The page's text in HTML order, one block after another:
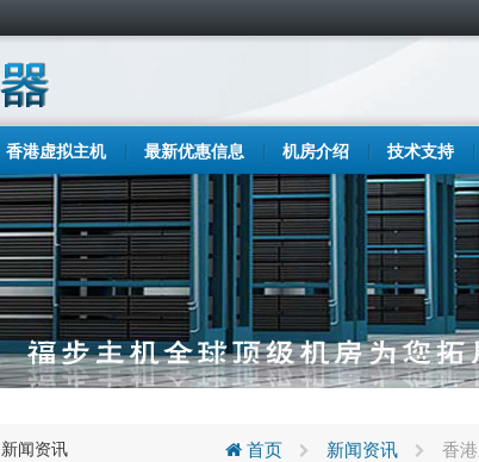
香港虚拟主机 最新优惠信息 机房介绍 技术支持
新闻资讯
首页 新闻资讯 香